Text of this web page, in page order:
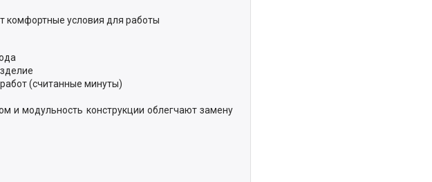
комфортные условия для работы
(считанные минуты)
и модульность конструкции облегчают замену